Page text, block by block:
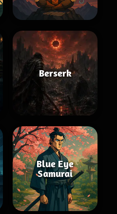
Berserk
Blue Eye
Samurai